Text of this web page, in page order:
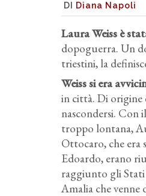
DI Diana Napoli
Laura Weiss è
dopoguerra. Un
triestini, la
Weiss si era
in città. Di origine
nascondersi. Con
troppo lontana,
Ottocaro, che era
Edoardo, erano
raggiunto gli Stati
Amalia che